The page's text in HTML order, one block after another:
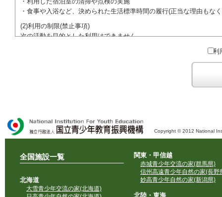
・食事や入浴など、決められた生活標準時間の履行(正当な理由も
(2)利用の制限(禁止事項)
次の活動を目的とした利用はできません。
●特定の政党を支持、またはこれに反対するための政治教育その他の
●特定の宗教を支持、またはこれに反対するための宗教教育その他
域での勧誘活動を行ったり、自らの団体の活動をアピールする活動等)
利
Copyright © 2012 National
全国施設一覧
北海道
大雪青少年交流の家(北海道)
関東・甲信越
赤城青少年交流の家(群馬県)
信州高遠青少年自然の家(長野
妙高青少年自然の家(新潟県)
北陸・東海